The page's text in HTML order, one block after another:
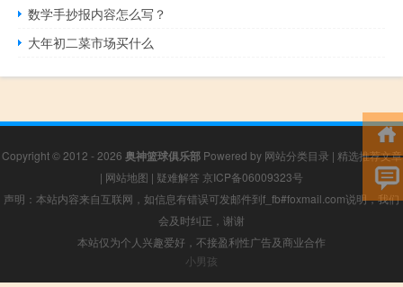
数学手抄报内容怎么写？
大年初二菜市场买什么
Copyright © 2012 - 2026 奥神篮球俱乐部Powered by 网站分类目录 | 精选推荐文章
| 网站地图 | 疑难解答 京ICP备06009323号
声明：本站内容来自互联网，如信息有错误可发邮件到f_fb#foxmail.com说明，我们
会及时纠正，谢谢
本站仅为个人兴趣爱好，不接盈利性广告及商业合作
小男孩